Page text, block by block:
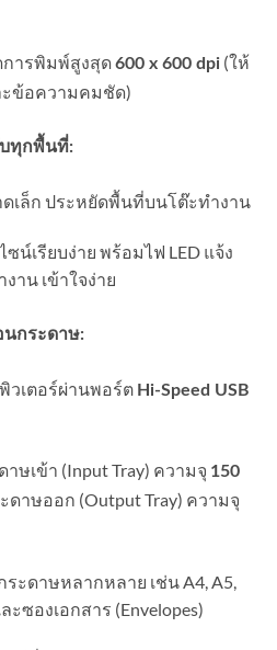
การพิมพ์สูงสุด600 x 600 dpi(ให้
ข้อความคมชัด)
ทุกพื้นที่:
ดเล็ก ประหยัดพื้นที่บนโต๊ะทำงาน
น์เรียบง่าย พร้อมไฟ LED แจ้ง
าน เข้าใจง่าย
นกระดาษ:
วเตอร์ผ่านพอร์ต Hi-Speed USB
ษเข้า (Input Tray) ความจุ 150
ดาษออก (Output Tray) ความจุ
ะดาษหลากหลาย เช่น A4, A5,
ละซองเอกสาร (Envelopes)